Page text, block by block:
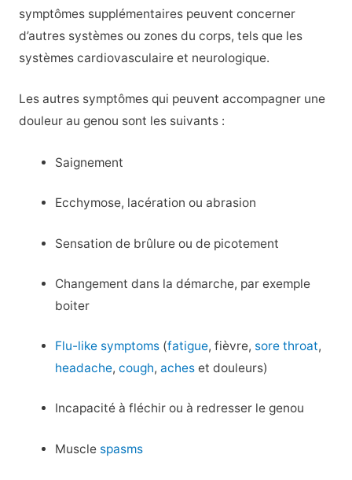
symptômes supplémentaires peuvent concerner
d’autres systèmes ou zones du corps, tels que les
systèmes cardiovasculaire et neurologique.
Les autres symptômes qui peuvent accompagner une
douleur au genou sont les suivants :
Saignement
Ecchymose, lacération ou abrasion
Sensation de brûlure ou de picotement
Changement dans la démarche, par exemple
boiter
Flu-like symptoms (fatigue, fièvre, sore throat,
headache,cough,aches et douleurs)
Incapacité à fléchir ou à redresser le genou
Muscle spasms